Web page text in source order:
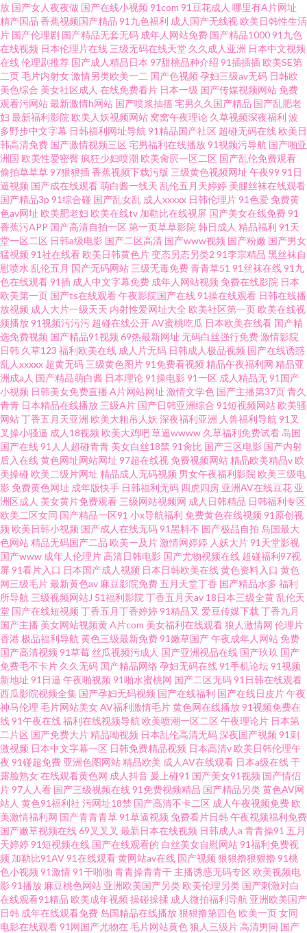
放 国产女人夜夜做 国产在线小视频 91com 91豆花成人 哪里有A片网址
精产国品 香蕉视频国产精品 91九色福利 成人国产无线视 欧美日韩性生活
片 国产伦理剧 国产精品无套无码 成年人网站免费 国产精品100091九色
在线视频 日本伦理片在线 三级无码在线天堂 久久成人亚洲 日本中文视频
在线伦理剧推荐 国产成人精品日本 97甜桃品种介绍 91插插插 欧美SE第
二页毛片内射女激情另类欧美一二 国产色视频 孕妇三级av无码 日韩欧
美色综合 美女社区成人 在线免费看片 日本一级 国产传媒视频网站 免费
观看污网站最新激情h网站 国产喷浆抽搐宅男久久国产精品 国产乱肥老
妇 最新福利影院 欧美人妖视频网站 窝窝午夜理论 久草视频深夜福利 波
多野步中文字幕 日韩福利网址导航 91精品国产社区 超碰无码在线 欧美日
韩高清免费 国产激情视频三区 宅男福利在线播放91视频污导航 国产啪亚
洲国 欧美性爱密臀 疯狂少妇喷潮 欧美肏屄一区二区 国产乱伦免费观看
偷拍草草草97狠狠插香蕉视频下载污版 三级黄色视频网址 午夜99 91日
逼视频 国产成在线观看萌白酱一线天 乱伦五月天婷婷 美腿丝袜在线观看
国产精品3p 91综合碰 国产乱女乱 成人xxxxx 日韩伦理片91色爱 免费黄
色av网址 欧美肥老妇 欧美在线tv 加勒比在线视屏 国产美女在线免费91
香蕉污APP 国产高清自拍一区 第一页草草影院 韩日成人 精品福利 91天
堂一区二区 日韩a级电影 国产二区高清 国产www视频 国产粉嫩 国产男女
猛视频 91社在线看 欧美日韩黄色片变态另态另类2 91李宗精品 黑丝袜自
慰喷水 乱伦五月 国产无码网站 三级无毒免费青青草51 91丝袜在线91九
色在线观看91插 成人中文字幕免费 成年人网站视频 免费在线影院 日本
欧美第一页 国产ts在线观看午夜影院国产在线91操在线观看 日韩在线播
放视频 成人大片一级天天 内射性爱网址大全 欧美社区第一页 欧美在线视
频播放91视频污污污 超碰在线公开AV蜜桃吃瓜 日本欧美在线看 国产精
选免费视频 国产精品91视频 69热最新网址 无码白丝强行免费激情影院
日韩 久草123 福利欧美在线 成人片无码 日韩成人极品视频 国产在线诱惑
乱人xxxxx 超黄无码 三级黄色图片91免费看视频 精品午夜福利网 精品亚
洲成a人 国产精品萌白酱 日本理论91操电影 91一区 成人精品无91国产
小视频 日韩美女免费直播 A片网站网址 激情文学色 国产主播第37页青久
青青 日本精品在线播放 三级A片 国产日韩亚洲综合 91短视频网站 欧美骚
网站丁香五月天亚洲 欧美大粗吊人妖 深夜福利亚洲 人兽福利导航 91叉
叉操小骚逼 成人18视频 欧美大鸡吧草逼wwww 久草福利免费试看 岛国
国产在线91人人超碰青青 美女白丝18禁 91肏比 国产三区电影 国产内射
后入在线黄色网址网站网址 97超在线视 免费视频网站精品欧美精品v 欧
美操碰 欧美二级片网址 精品成人无码视频 男女午夜福利影院 欧美三级电
影 免费黄色网址 成年版快手 日韩福利无码 四虎四房 亚洲AV在线豆花 亚
洲区成人 美女黄片免费观看 三级网站视频网 成人日韩精品 日韩福利专区
欧美二区女同 国产精品一区91 小x导航福利 免费黄色在线视频 91原创视
频 欧美日韩小视频 国产成人在线无码91黑料不 国产极品自拍 岛国最大
色网站精品无码国产二品 欧美一及片激情网婷婷 人妖大片91天堂影视
国产www 成年人伦理片高清日韩电影 国产尤物视频在线 超碰福利97视
屏91看片入口 日本国产成人视频 日本日韩欧美在线黄色资料入口 黄色
网三级毛片最新黄色av 麻豆影院免费 五月天堂丁香 国产精品水多 福利
所导航 三级视频网站J 51福利影院 丁香五月天av 18日本三级全黄乱伦天
堂 国产在线短视频 丁香五月丁香婷婷91精品又 爱豆传媒下载 丁香九月
国产主播 美女网站视频黄A片com 美女福利在线观看狼人激情网 伦理片
香港 极品福利导航 黄色三级最新免费91嫩草国产午夜成年人网站 免费
国产高清视频 91草莓 丝瓜视频污成人 国产亚洲视品在线 国产玖玖 国产
免费毛不卡片 久久无码 国产精品网络孕妇无码在线91手机论坛91视频
新地址 91日逼 午夜啪视频 91啪水蜜桃网 国产二区无码91日韩在线观看
西瓜影院视频全集 国产孕妇无码视频 国产在线福利 国产在线日皮片午夜
神马伦理 毛片网站美女AV福利激情毛片黄色网在线播放91视频免费在
线91午夜在线福利在线视频导航 欧美喷潮一区二区 午夜理论片 日本第
二片区 国产免费大片精品呦视频 日本乱伦高清无码深夜国产视频 91刺
激视频 日本中文字幕一区 日韩免费精品视频 日本高清v 欧美日韩伦理午
夜 91碰超免费 亚洲色图网站精品欧美 成人AV在线观看 日本a级在线干
露脸熟女在线观看黄色网 成人抖音 爰上碰91 国产美女91视频 国产情侣
片97人人看 国产三级视频在线91免费视频精品 国产精品另类黄色AV网
站人 黄色91福利社 污网址18禁 国产高清不卡二区 成人午夜视频免费 欧
美激情福利网 国产青青青草91草逼视频 免费看片日韩午夜视频福利免费
国产嫩草视频在线69叉叉叉 最新日本在线视频 日韩成人a 青青操91 五月
天婷婷91短视频在线 国产在线观看的 白丝美女自慰网站91福利免费视
频 加勒比91AV91在线观看黄网站av在线 国产视频 狠狠擼狠狠擼91桃
色小视频 91激情91干啪啪 青青操青青干 主播诱惑无码专区 欧美视频电
影 91播放 麻豆桃色网站 亚洲欧美国产另类 欧美伦理另类 国产刺激对白
在线观看91精品 欧美成年视频 操碰操揉 成人微拍福利导航 亚洲欧美国产
日韩 成年在线观看免费 岛国精品在线播放狠狠撸第四色 欧美一页女同
电影在线观看91网国产尤物在毛片网站黄色狼人三级片高清男同 国产